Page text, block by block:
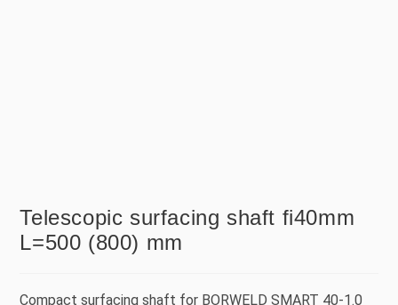
Telescopic surfacing shaft fi40mm
L=500 (800) mm
Compact surfacing shaft for BORWELD SMART 40-1.0